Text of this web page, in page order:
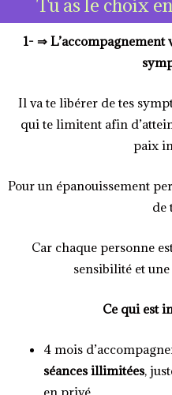
1- ⇒ L’accompagnement
Il va te libérer de tes
qui te limitent afin
paix
Pour un épanouissement
de
Car chaque personne
sensibilité et
Ce qui est
4 mois
séances illimitées,
en privé.